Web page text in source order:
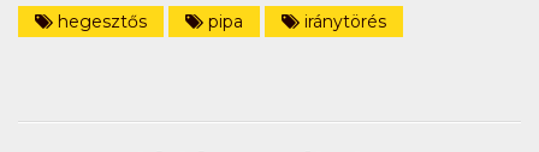
hegesztős
pipa iránytörés